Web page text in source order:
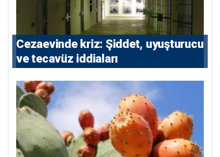
Cezaevinde kriz: Şiddet, uyuşturucu
ve tecavüz iddiaları